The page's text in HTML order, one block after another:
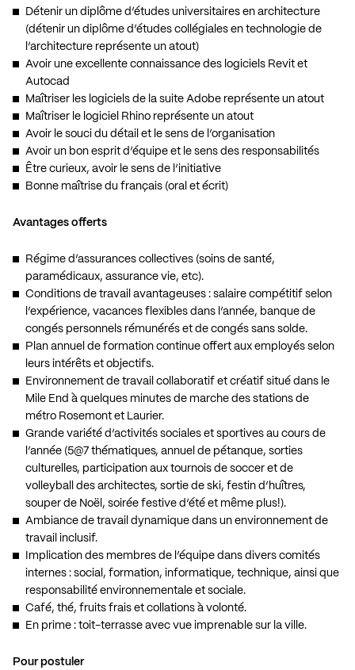
Détenir un diplôme d’études universitaires en architecture
(détenir un diplôme d’études collégiales en technologie de
l’architecture représente un atout)
Avoir une excellente connaissance des logiciels Revit et
Autocad
Maîtriser les logiciels de la suite Adobe représente un atout
Maîtriser le logiciel Rhino représente un atout
Avoir le souci du détail et le sens de l’organisation
Avoir un bon esprit d’équipe et le sens des responsabilités
Être curieux, avoir le sens de l’initiative
Bonne maîtrise du français (oral et écrit)
Avantages offerts
Régime d’assurances collectives (soins de santé,
paramédicaux, assurance vie, etc).
Conditions de travail avantageuses : salaire compétitif selon
l’expérience, vacances flexibles dans l’année, banque de
congés personnels rémunérés et de congés sans solde.
Plan annuel de formation continue offert aux employés selon
leurs intérêts et objectifs.
Environnement de travail collaboratif et créatif situé dans le
Mile End à quelques minutes de marche des stations de
métro Rosemont et Laurier.
Grande variété d’activités sociales et sportives au cours de
l’année (5@7 thématiques, annuel de pétanque, sorties
culturelles, participation aux tournois de soccer et de
volleyball des architectes, sortie de ski, festin d’huîtres,
souper de Noël, soirée festive d’été et même plus!).
Ambiance de travail dynamique dans un environnement de
travail inclusif.
Implication des membres de l’équipe dans divers comités
internes : social, formation, informatique, technique, ainsi que
responsabilité environnementale et sociale.
Café, thé, fruits frais et collations à volonté.
En prime : toit-terrasse avec vue imprenable sur la ville.
Pour postuler